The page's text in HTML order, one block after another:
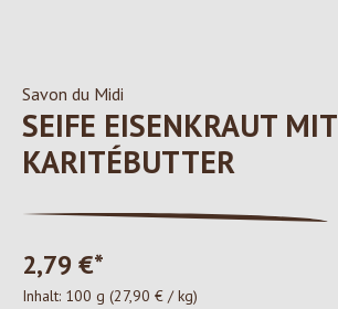
Savon du Midi
SEIFE EISENKRAUT MIT
KARITÉBUTTER
2,79 €*
Inhalt: 100 g (27,90 € / kg)